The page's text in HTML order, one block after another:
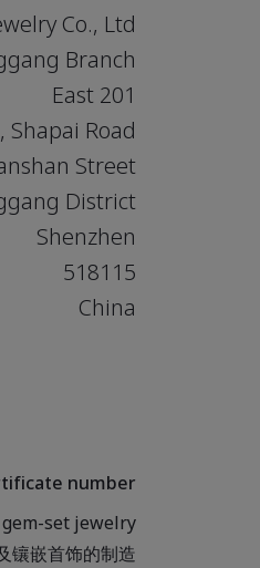
Co., Ltd.
Branch
201 East
Road
Street
District
Shenzhen
518115
China
number:
set jewelry.
嵌首饰的制造。